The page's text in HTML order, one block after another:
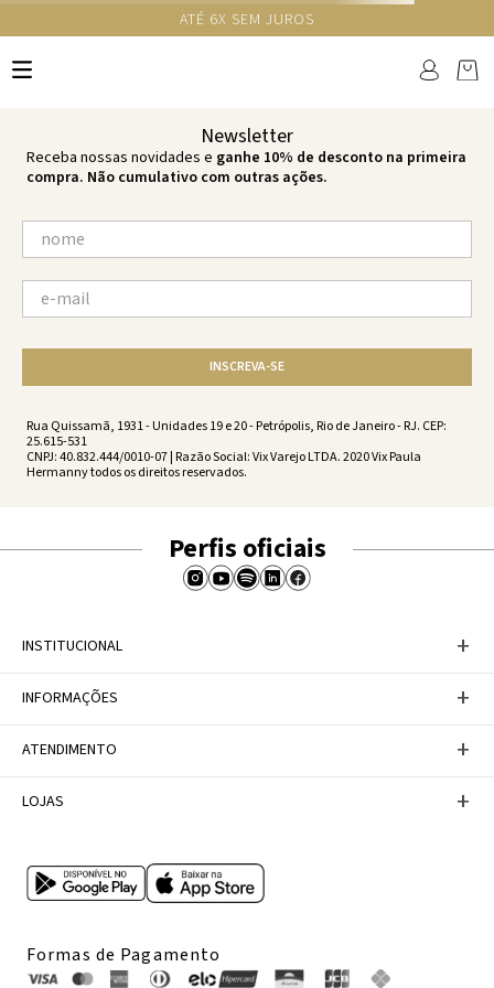
GANHE 10% NA PRIMEIRA COMPRA COM O CUPOM NEWS10
não encontramos resultados para:
'calcinha-beads-br-lime-lime-
vs231041-2162'
O que você está procurando?